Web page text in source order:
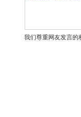
我们尊重网友发言的